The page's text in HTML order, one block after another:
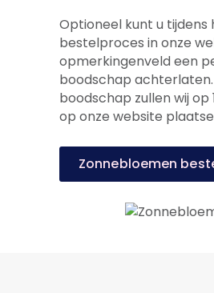
Optioneel kunt u tijdens
bestelproces in onze
opmerkingenveld een
boodschap achterlaten.
boodschap zullen wij op
op onze website
Zonnebloemen